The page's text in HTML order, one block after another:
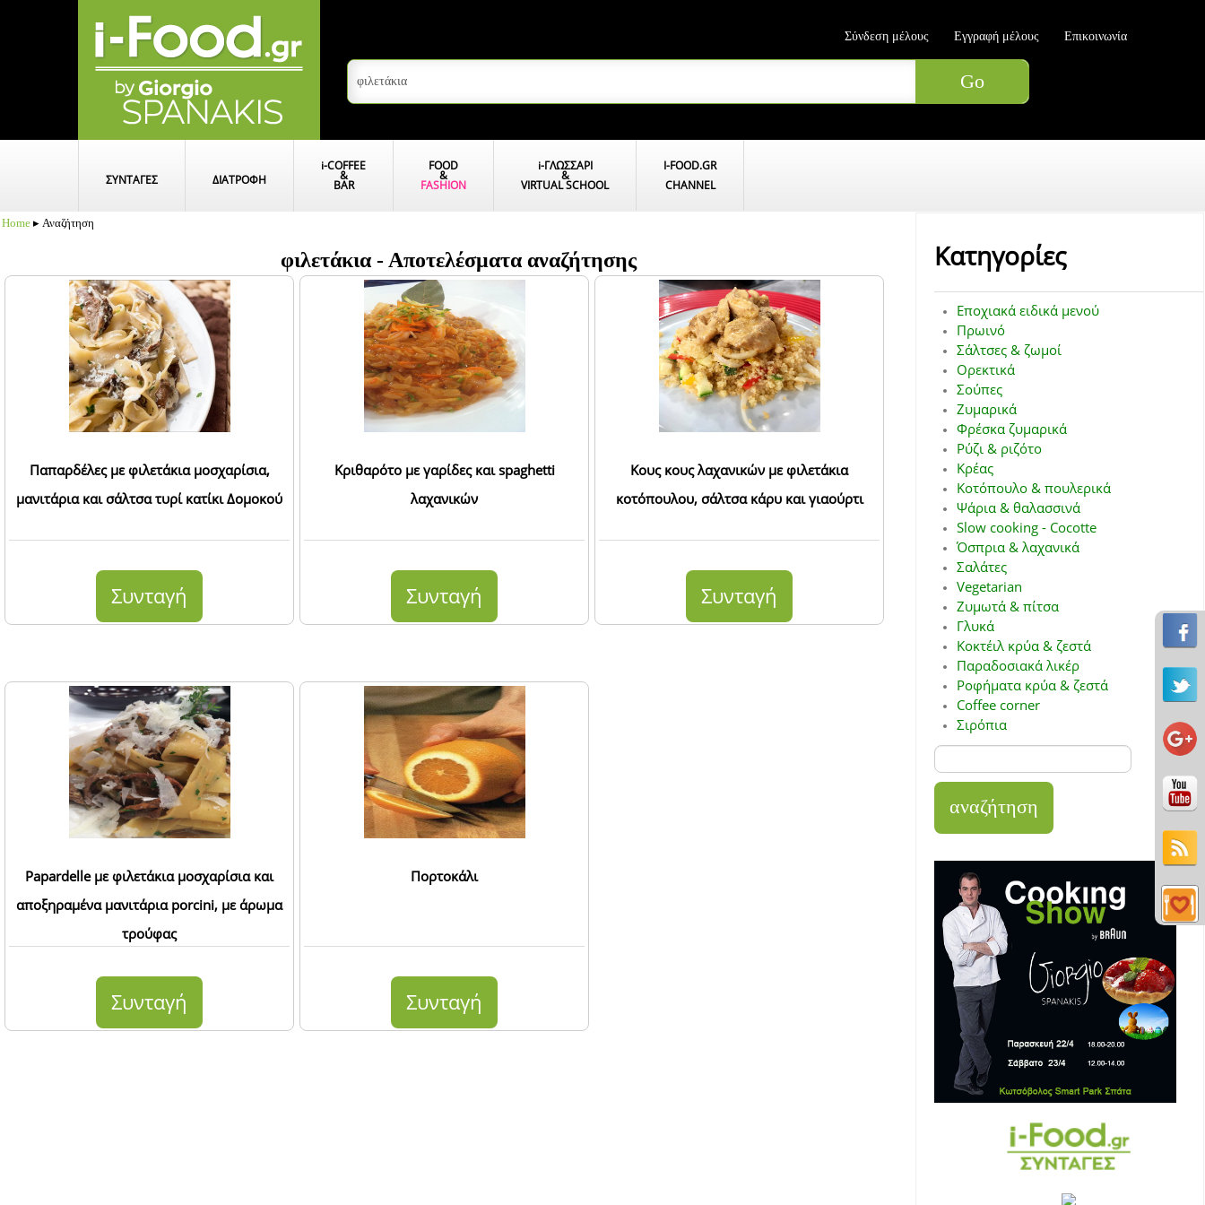
Σύνδεση μέλους Εγγραφή μέλους Επικοινωνία
ΣΥΝΤΑΓΕΣ ΔΙΑΤΡΟΦΗ
i-COFFEE
&
BAR
FOOD
&
FASHION
i-ΓΛΩΣΣΑΡΙ
&
VIRTUAL SCHOOL
I-FOOD.GR
CHANNEL
Home ▸ Αναζήτηση
φιλετάκια - Αποτελέσματα αναζήτησης
Παπαρδέλες με φιλετάκια μοσχαρίσια,
μανιτάρια και σάλτσα τυρί κατίκι Δομοκού
Συνταγή
Κριθαρότο με γαρίδες και spaghetti
λαχανικών
Συνταγή
Κους κους λαχανικών με φιλετάκια
κοτόπουλου, σάλτσα κάρυ και γιαούρτι
Συνταγή
Papardelle με φιλετάκια μοσχαρίσια και
αποξηραμένα μανιτάρια porcini, με άρωμα
τρούφας
Συνταγή
Πορτοκάλι
Συνταγή
Κατηγορίες
Εποχιακά ειδικά μενού
Πρωινό
Σάλτσες & ζωμοί
Ορεκτικά
Σούπες
Ζυμαρικά
Φρέσκα ζυμαρικά
Ρύζι & ριζότο
Κρέας
Κοτόπουλο & πουλερικά
Ψάρια & θαλασσινά
Slow cooking - Cocotte
Όσπρια & λαχανικά
Σαλάτες
Vegetarian
Ζυμωτά & πίτσα
Γλυκά
Κοκτέιλ κρύα & ζεστά
Παραδοσιακά λικέρ
Ροφήματα κρύα & ζεστά
Coffee corner
Σιρόπια